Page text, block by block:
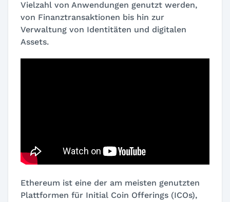
Vielzahl von Anwendungen genutzt werden,
von Finanztransaktionen bis hin zur
Verwaltung von Identitäten und digitalen
Assets.
Ethereum ist eine der am meisten genutzten
Plattformen für Initial Coin Offerings (ICOs),